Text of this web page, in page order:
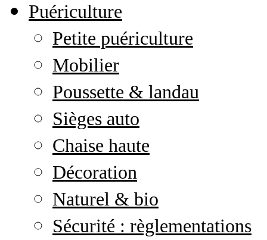
Puériculture
Petite puériculture
Mobilier
Poussette & landau
Sièges auto
Chaise haute
Décoration
Naturel & bio
Sécurité : règlementations